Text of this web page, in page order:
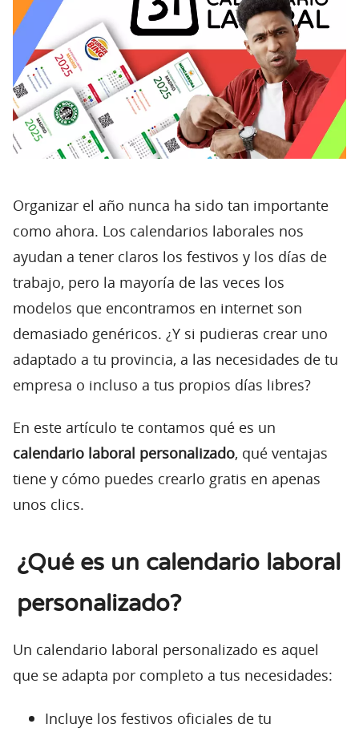
Organizar el año nunca ha sido tan importante
como ahora. Los calendarios laborales nos
ayudan a tener claros los festivos y los días de
trabajo, pero la mayoría de las veces los
modelos que encontramos en internet son
demasiado genéricos. ¿Y si pudieras crear uno
adaptado a tu provincia, a las necesidades de tu
empresa o incluso a tus propios días libres?
En este artículo te contamos qué es un
calendario laboral personalizado, qué ventajas
tiene y cómo puedes crearlo gratis en apenas
unos clics.
¿Qué es un calendario laboral
personalizado?
Un calendario laboral personalizado es aquel
que se adapta por completo a tus necesidades:
Incluye los festivos oficiales de tu